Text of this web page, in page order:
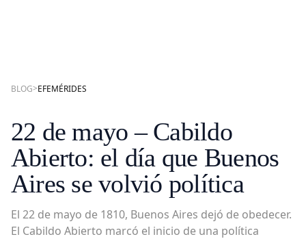
BLOG>EFEMÉRIDES
22 de mayo – Cabildo
Abierto: el día que Buenos
Aires se volvió política
El 22 de mayo de 1810, Buenos Aires dejó de obedecer.
El Cabildo Abierto marcó el inicio de una política